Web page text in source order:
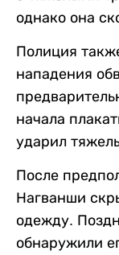
однако она
Полиция
нападения
начала
ударил
После
Нагванши
одежду.
обнаружили